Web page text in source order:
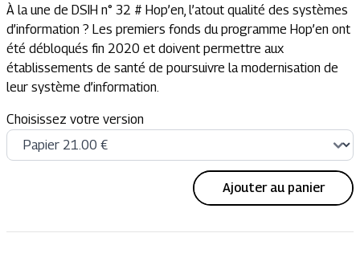
À la une de DSIH n° 32 # Hop’en, l’atout qualité des systèmes
d’information ? Les premiers fonds du programme Hop’en ont
été débloqués fin 2020 et doivent permettre aux
établissements de santé de poursuivre la modernisation de
leur système d’information.
Choisissez votre version
Ajouter au panier